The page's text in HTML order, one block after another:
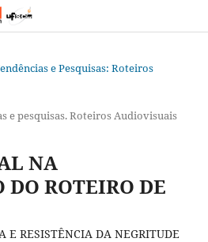
e Pesquisas: Roteiros
e pesquisas. Roteiros Audiovisuais
NA
DO ROTEIRO DE
E RESISTÊNCIA DA NEGRITUDE